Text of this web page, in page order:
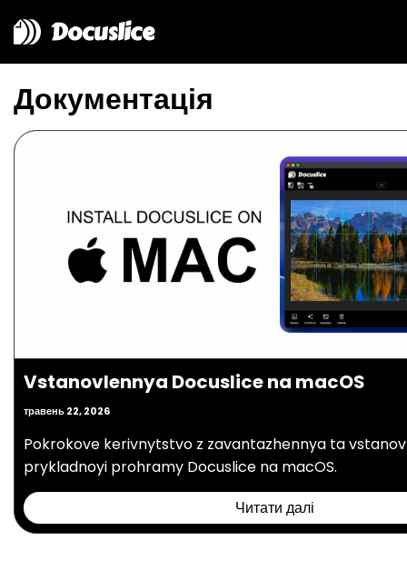
Docuslice
Документація
Vstanovlennya Docuslice na macOS
травень 22, 2026
Pokrokove kerivnytstvo z zavantazhennya ta
prykladnoyi prohramy Docuslice na macOS.
Читати далі